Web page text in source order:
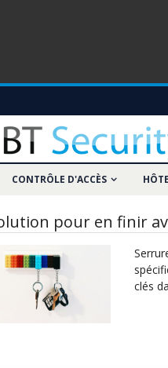
CONTRÔLE D'ACCÈS
pour en finir
clés